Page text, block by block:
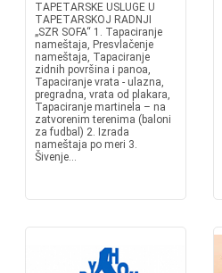
TAPETARSKE USLUGE U
TAPETARSKOJ RADNJI
„SZR SOFA“ 1. Tapaciranje
nameštaja, Presvlačenje
nameštaja, Tapaciranje
zidnih površina i panoa,
Tapaciranje vrata - ulazna,
pregradna, vrata od plakara,
Tapaciranje martinela – na
zatvorenim terenima (baloni
za fudbal) 2. Izrada
nameštaja po meri 3.
Šivenje...